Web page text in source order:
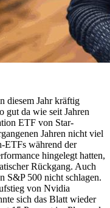
diesem Jahr kräftig
gut da wie seit Jahren
ETF von Star-
Jahren nicht viel
ETFs während der
hingelegt hatten,
Rückgang. Auch
S&P 500 nicht schlagen.
von Nvidia
sich das Blatt wieder